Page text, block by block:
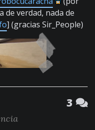
de verdad, nada de
] (gracias Sir_People)
3